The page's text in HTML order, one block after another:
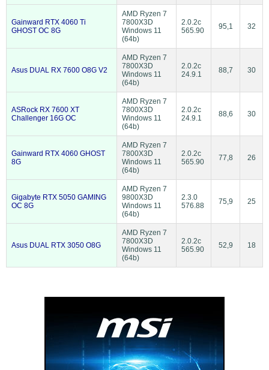
Gainward RTX 4060 Ti
GHOST OC 8G
AMD Ryzen 7
7800X3D
Windows 11
(64b)
2.0.2c
565.90
95,1 32
Asus DUAL RX 7600 O8G V2
AMD Ryzen 7
7800X3D
Windows 11
(64b)
2.0.2c
24.9.1
88,7 30
ASRock RX 7600 XT
Challenger 16G OC
AMD Ryzen 7
7800X3D
Windows 11
(64b)
2.0.2c
24.9.1
88,6 30
Gainward RTX 4060 GHOST
8G
AMD Ryzen 7
7800X3D
Windows 11
(64b)
2.0.2c
565.90
77,8 26
Gigabyte RTX 5050 GAMING
OC 8G
AMD Ryzen 7
9800X3D
Windows 11
(64b)
2.3.0
576.88
75,9 25
Asus DUAL RTX 3050 O8G
AMD Ryzen 7
7800X3D
Windows 11
(64b)
2.0.2c
565.90
52,9 18